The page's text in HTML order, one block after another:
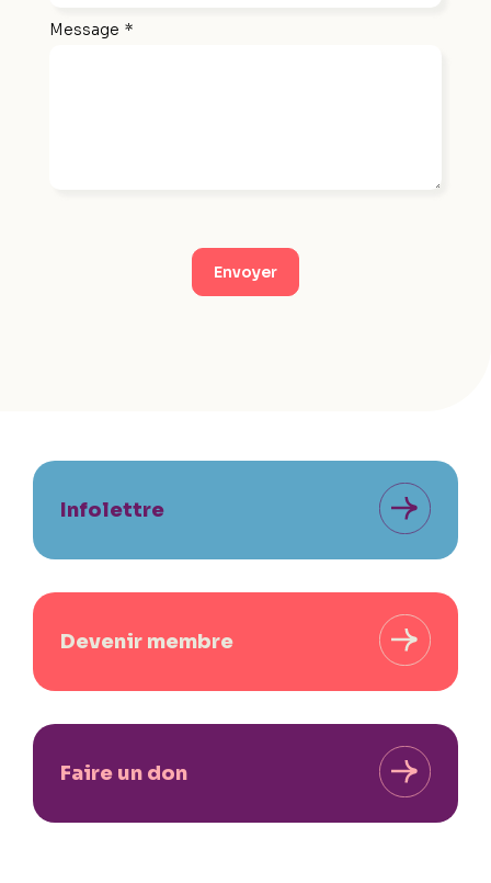
Message *
Envoyer
Infolettre
Devenir membre
Faire un don